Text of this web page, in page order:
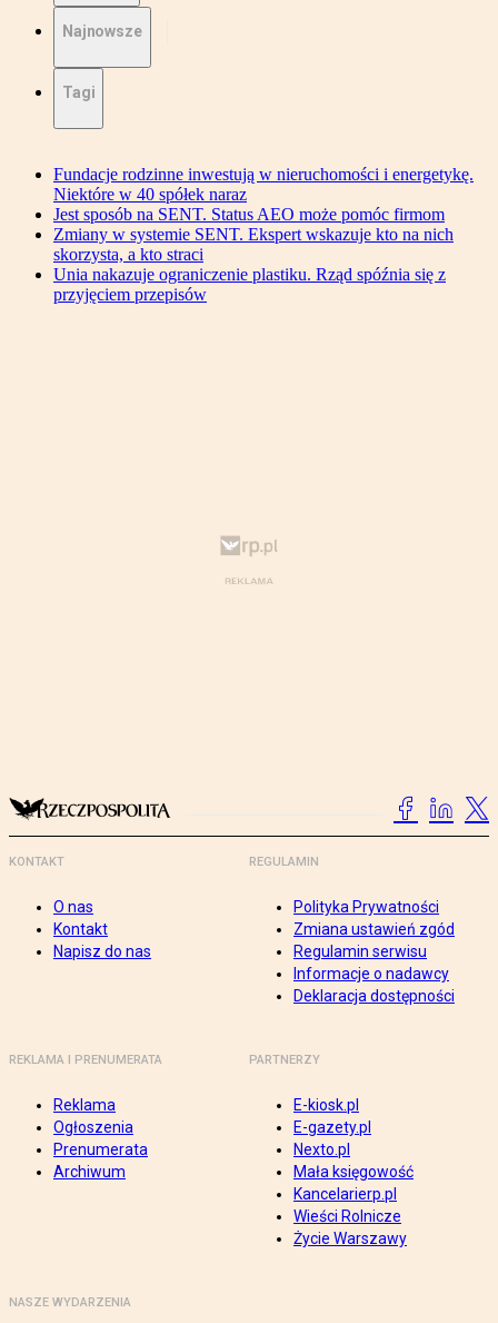
Najnowsze
Tagi
Fundacje rodzinne inwestują w nieruchomości i energetykę.
Niektóre w 40 spółek naraz
Jest sposób na SENT. Status AEO może pomóc firmom
Zmiany w systemie SENT. Ekspert wskazuje kto na nich
skorzysta, a kto straci
Unia nakazuje ograniczenie plastiku. Rząd spóźnia się z
przyjęciem przepisów
KONTAKT
O nas
Kontakt
Napisz do nas
REGULAMIN
Polityka Prywatności
Zmiana ustawień zgód
Regulamin serwisu
Informacje o nadawcy
Deklaracja dostępności
REKLAMA I PRENUMERATA
Reklama
Ogłoszenia
Prenumerata
Archiwum
PARTNERZY
E-kiosk.pl
E-gazety.pl
Nexto.pl
Mała księgowość
Kancelarierp.pl
Wieści Rolnicze
Życie Warszawy
NASZE WYDARZENIA